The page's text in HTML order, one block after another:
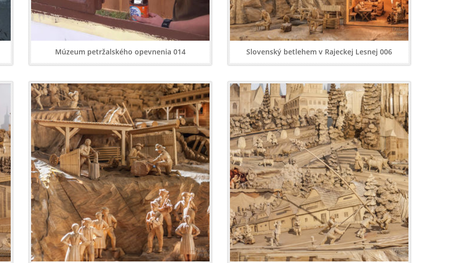
Múzeum petržalského opevnenia 014 Slovenský betlehem v Rajeckej Lesnej 006